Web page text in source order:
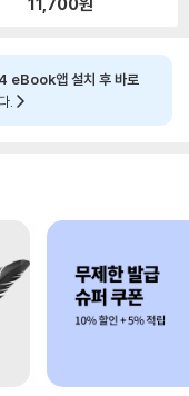
eBook앱 설치 후 바로
.